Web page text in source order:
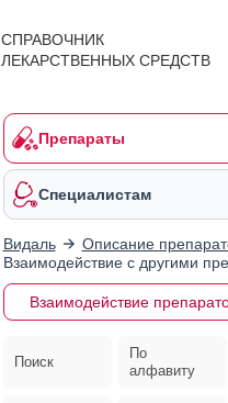
СПРАВОЧНИК
ЛЕКАРСТВЕННЫХ СРЕДСТВ
Препараты
Специалистам
Видаль Описание
Взаимодействие с другими
Взаимодействие
Поиск
По
алфавиту